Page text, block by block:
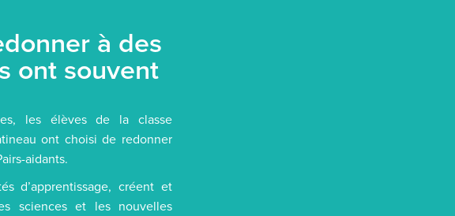
à des
ont souvent
les élèves de la classe
ont choisi de redonner
aidants.
d’apprentissage, créent et
sciences et les nouvelles